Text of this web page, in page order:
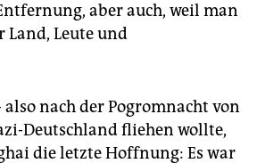
aber auch, weil man
Land, Leute und
also nach der Pogromnacht von
Deutschland fliehen wollte,
die letzte Hoffnung: Es war